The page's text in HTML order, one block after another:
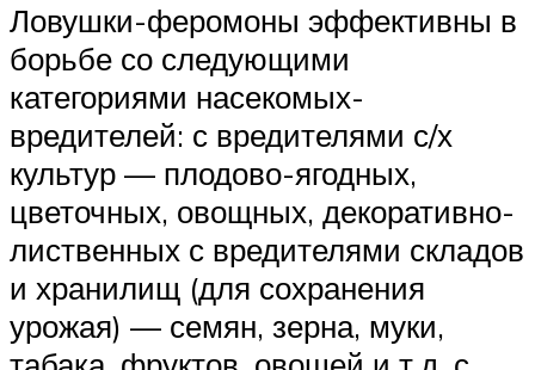
Ловушки-феромоны эффективны в
борьбе со следующими
категориями насекомых-
вредителей: с вредителями с/х
культур — плодово-ягодных,
цветочных, овощных, декоративно-
лиственных с вредителями складов
и хранилищ (для сохранения
урожая) — семян, зерна, муки,